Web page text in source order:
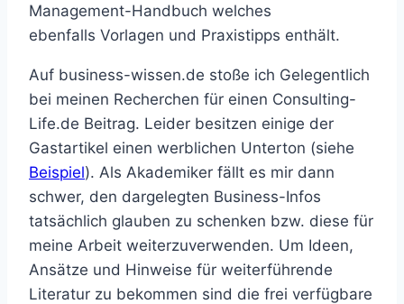
Management-Handbuch welches
ebenfalls Vorlagen und Praxistipps enthält.
Auf business-wissen.de stoße ich Gelegentlich
bei meinen Recherchen für einen Consulting-
Life.de Beitrag. Leider besitzen einige der
Gastartikel einen werblichen Unterton (siehe
Beispiel). Als Akademiker fällt es mir dann
schwer, den dargelegten Business-Infos
tatsächlich glauben zu schenken bzw. diese für
meine Arbeit weiterzuverwenden. Um Ideen,
Ansätze und Hinweise für weiterführende
Literatur zu bekommen sind die frei verfügbare